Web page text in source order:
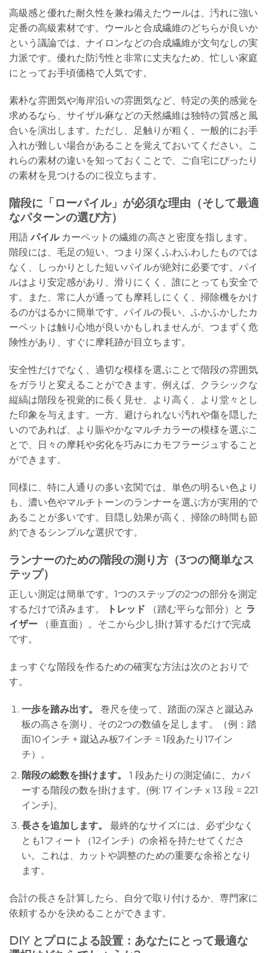
高級感と優れた耐久性を兼ね備えたウールは、汚れに強い
定番の高級素材です。ウールと合成繊維のどちらが良いか
という議論では、ナイロンなどの合成繊維が文句なしの実
力派です。優れた防汚性と非常に丈夫なため、忙しい家庭
にとってお手頃価格で人気です。
素朴な雰囲気や海岸沿いの雰囲気など、特定の美的感覚を
求めるなら、サイザル麻などの天然繊維は独特の質感と風
合いを演出します。ただし、足触りが粗く、一般的にお手
入れが難しい場合があることを覚えておいてください。こ
れらの素材の違いを知っておくことで、ご自宅にぴったり
の素材を見つけるのに役立ちます。
階段に「ローパイル」が必須な理由（そして最適
なパターンの選び方）
用語 パイルカーペットの繊維の高さと密度を指します。
階段には、毛足の短い、つまり深くふわふわしたものでは
なく、しっかりとした短いパイルが絶対に必要です。パイ
ルはより安定感があり、滑りにくく、誰にとっても安全で
す。また、常に人が通っても摩耗しにくく、掃除機をかけ
るのがはるかに簡単です。パイルの長い、ふかふかしたカ
ーペットは触り心地が良いかもしれませんが、つまずく危
険性があり、すぐに摩耗跡が目立ちます。
安全性だけでなく、適切な模様を選ぶことで階段の雰囲気
をガラリと変えることができます。例えば、クラシックな
縦縞は階段を視覚的に長く見せ、より高く、より堂々とし
た印象を与えます。一方、避けられない汚れや傷を隠した
いのであれば、より賑やかなマルチカラーの模様を選ぶこ
とで、日々の摩耗や劣化を巧みにカモフラージュすること
ができます。
同様に、特に人通りの多い玄関では、単色の明るい色より
も、濃い色やマルチトーンのランナーを選ぶ方が実用的で
あることが多いです。目隠し効果が高く、掃除の時間も節
約できるシンプルな選択です。
ランナーのための階段の測り方（3つの簡単なス
テップ）
正しい測定は簡単です。1つのステップの2つの部分を測定
するだけで済みます。
トレッド （踏む平らな部分）と ラ
イザー （垂直面）。そこから少し掛け算するだけで完成
です。
まっすぐな階段を作るための確実な方法は次のとおりで
す。
一歩を踏み出す。
巻尺を使って、踏面の深さと蹴込み
板の高さを測り、その2つの数値を足します。（例：踏
面10インチ + 蹴込み板7インチ = 1段あたり17イン
チ）。
階段の総数を掛けます。
1 段あたりの測定値に、カバ
ーする階段の数を掛けます。(例: 17 インチ x 13 段 = 221
インチ)。
長さを追加します。
最終的なサイズには、必ず少なく
とも1フィート（12インチ）の余裕を持たせてくださ
い。これは、カットや調整のための重要な余裕となり
ます。
合計の長さを計算したら、自分で取り付けるか、専門家に
依頼するかを決めることができます。
DIY とプロによる設置：あなたにとって最適な